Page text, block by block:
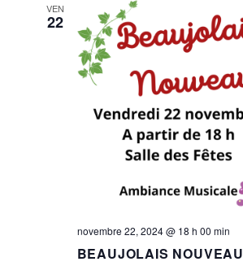
VEN
22
BEAUJOLAIS NOUVEAU
novembre 22, 2024 @ 18 h 00 min